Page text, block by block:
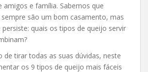
amigos e família. Sabemos que
são um bom casamento, mas
persiste: quais os tipos de queijo servir
de tirar todas as suas dúvidas, neste
os 9 tipos de queijo mais fáceis